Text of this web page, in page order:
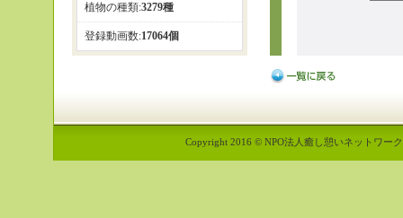
植物の種類:3279種
登録動画数:17064個
Copyright 2016 © NPO法人癒し憩いネットワー